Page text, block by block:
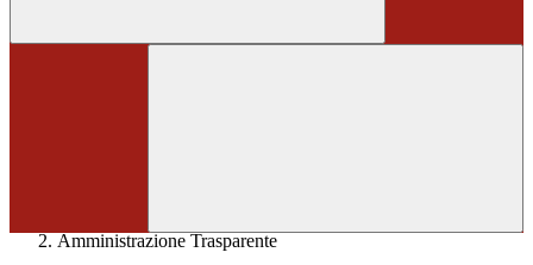
Amministrazione Trasparente